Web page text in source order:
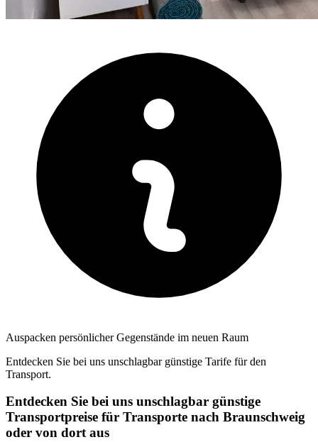
Auspacken persönlicher Gegenstände im neuen Raum
Entdecken Sie bei uns unschlagbar günstige Tarife für den
Transport.
Entdecken Sie bei uns unschlagbar günstige
Transportpreise für Transporte nach Braunschweig
oder von dort aus